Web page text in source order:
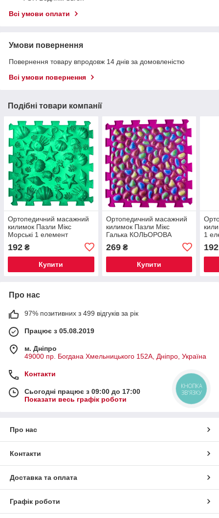
Всі умови оплати
Умови повернення
Повернення товару впродовж 14 днів за домовленістю
Всі умови повернення
Подібні товари компанії
Ортопедичний масажний
килимок Пазли Мікс
Морські 1 елемент
192 ₴
Купити
Ортопедичний масажний
килимок Пазли Мікс
Галька КОЛЬОРОВА
269₴
Купити
1
192
Про нас
97% позитивних з 499 відгуків за рік
Працює з 05.08.2019
м. Дніпро
49000 пр. Богдана Хмельницького 152А, Дніпро, Україна
Контакти
Сьогодні працює з 09:00 до 17:00
Показати весь графік роботи
Про нас
Контакти
Доставка та оплата
Графік роботи
КНОПКА
ЗВ'ЯЗКУ